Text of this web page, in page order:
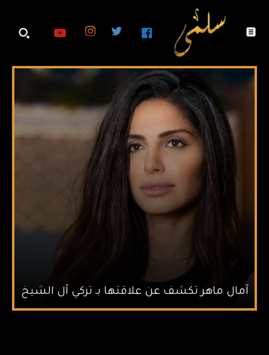
آمال ماهر تكشف عن علاقتها بـ تركي آل الشيخ